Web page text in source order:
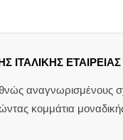
ΕΤΑΙΡΕΙΑΣ
αναγνωρισμένους
κομμάτια